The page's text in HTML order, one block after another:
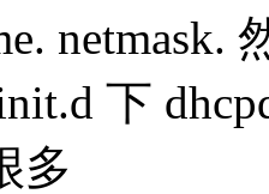
netmask.
下
多